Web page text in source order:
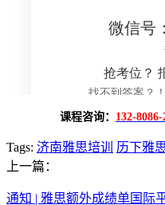
课程咨询： 132-8086-
Tags: 济南雅思培训
历下雅
上一篇：
通知 | 雅思额外成绩单国际